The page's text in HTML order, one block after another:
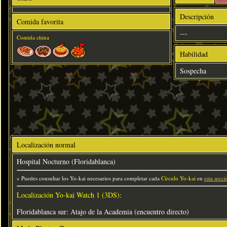
Comida favorita
Comida china
Descripción
---
Habilidad
Sospecha
Localización normal
Hospital Nocturno (Floridablanca)
» Puedes consultar los Yo-kai necesarios para completar cada Círculo Yo-kai en esta
Localización Yo-kai Watch 1 (3DS):
Floridablanca sur: Atajo de la Academia (encuentro directo)